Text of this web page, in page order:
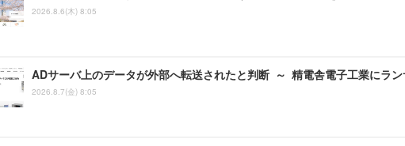
2026.8.6(木) 8:05
ADサーバ上のデータが外部へ転送されたと判断 ～ 精電舎電子工業にラ
2026.8.7(金) 8:05